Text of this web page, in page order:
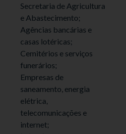
Secretaria de Agricultura
e Abastecimento;
Agências bancárias e
casas lotéricas;
Cemitérios e serviços
funerários;
Empresas de
saneamento, energia
elétrica,
telecomunicações e
internet;